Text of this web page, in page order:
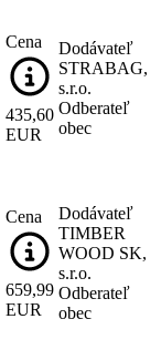
Cena
435,60
EUR
Dodávateľ
STRABAG,
s.r.o.
Odberateľ
obec
Cena
659,99
EUR
Dodávateľ
TIMBER
WOOD SK,
s.r.o.
Odberateľ
obec